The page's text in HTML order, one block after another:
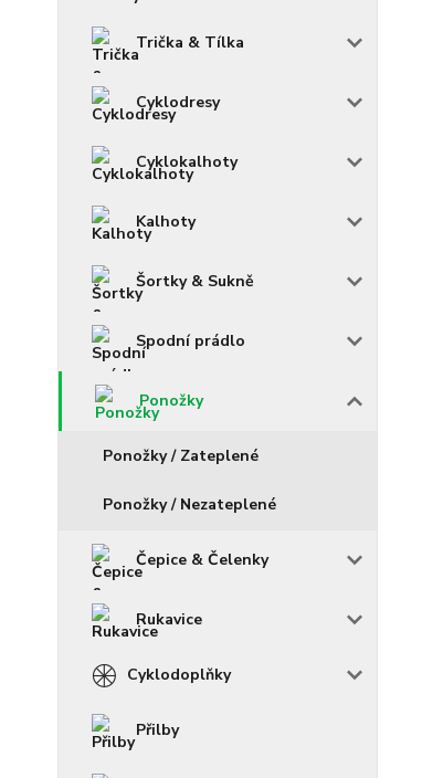
Trička & Tílka
Cyklodresy
Cyklokalhoty
Kalhoty
Šortky & Sukně
Spodní prádlo
Ponožky
Ponožky / Zateplené
Ponožky / Nezateplené
Čepice & Čelenky
Rukavice
Cyklodoplňky
Přilby